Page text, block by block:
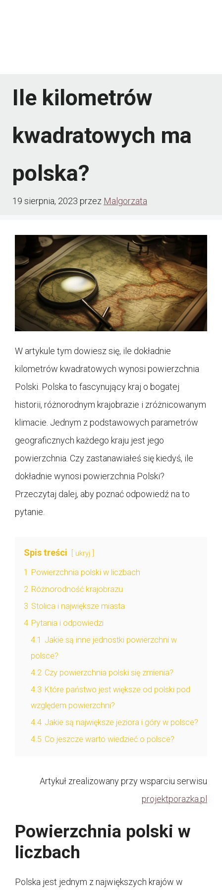
Ile kilometrów
kwadratowych ma
polska?
19 sierpnia, 2023 przez Malgorzata
W artykule tym dowiesz się, ile dokładnie
kilometrów kwadratowych wynosi powierzchnia
Polski. Polska to fascynujący kraj o bogatej
historii, różnorodnym krajobrazie i zróżnicowanym
klimacie. Jednym z podstawowych parametrów
geograficznych każdego kraju jest jego
powierzchnia. Czy zastanawiałeś się kiedyś, ile
dokładnie wynosi powierzchnia Polski?
Przeczytaj dalej, aby poznać odpowiedź na to
pytanie.
Spis treści ukryj
1 Powierzchnia polski w liczbach
2 Różnorodność krajobrazu
3 Stolica i największe miasta
4 Pytania i odpowiedzi
4.1 Jakie są inne jednostki powierzchni w
polsce?
4.2 Czy powierzchnia polski się zmienia?
4.3 Które państwo jest większe od polski pod
względem powierzchni?
4.4 Jakie są największe jeziora i góry w polsce?
4.5 Co jeszcze warto wiedzieć o polsce?
Artykuł zrealizowany przy wsparciu serwisu
projektporazka.pl
Powierzchnia polski w
liczbach
Polska jest jednym z największych krajów w